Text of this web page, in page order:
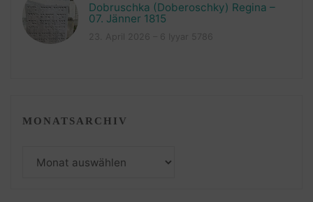
Dobruschka (Doberoschky) Regina –
07. Jänner 1815
MONATSARCHIV